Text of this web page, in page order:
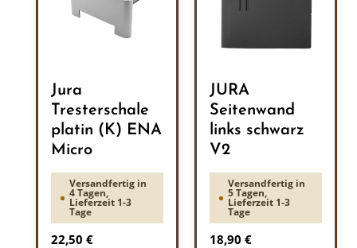
Jura
Tresterschale
platin (K) ENA
Micro
Versandfertig in
4 Tagen,
Lieferzeit 1-3
Tage
Regulärer Preis:
22,50 €
JURA
Seitenwand
links schwarz
V2
Versandfertig in
5 Tagen,
Lieferzeit 1-3
Tage
Regulärer Preis:
18,90 €